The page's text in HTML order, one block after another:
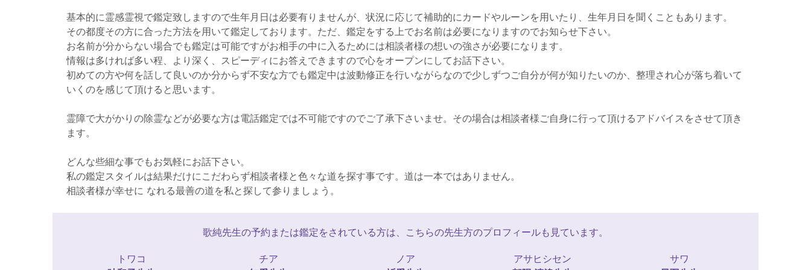
基本的に霊感霊視で鑑定致しますので生年月日は必要有りませんが、状況に応じて補助的にカードやルーンを用いたり、生年月日を聞くこともあります。
その都度その方に合った方法を用いて鑑定しております。ただ、鑑定をする上でお名前は必要になりますのでお知らせ下さい。
お名前が分からない場合でも鑑定は可能ですがお相手の中に入るためには相談者様の想いの強さが必要になります。
情報は多ければ多い程、より深く、スピーディにお答えできますので心をオープンにしてお話下さい。
初めての方や何を話して良いのか分からず不安な方でも鑑定中は波動修正を行いながらなので少しずつご自分が何が知りたいのか、整理され心が落ち着いて
いくのを感じて頂けると思います。
霊障で大がかりの除霊などが必要な方は電話鑑定では不可能ですのでご了承下さいませ。その場合は相談者様ご自身に行って頂けるアドバイスをさせて頂き
ます。
どんな些細な事でもお気軽にお話下さい。
私の鑑定スタイルは結果だけにこだわらず相談者様と色々な道を探す事です。道は一本ではありません。
相談者様が幸せに なれる最善の道を私と探して参りましょう。
歌純先生の予約または鑑定をされている方は、こちらの先生方のプロフィールも見ています。
トワコ
チア
ノア
アサヒシセン
サワ